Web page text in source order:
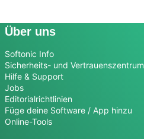
Über uns
Softonic Info
Sicherheits- und Vertrauenszentrum
Hilfe & Support
Jobs
Editorialrichtlinien
Füge deine Software / App hinzu
Online-Tools